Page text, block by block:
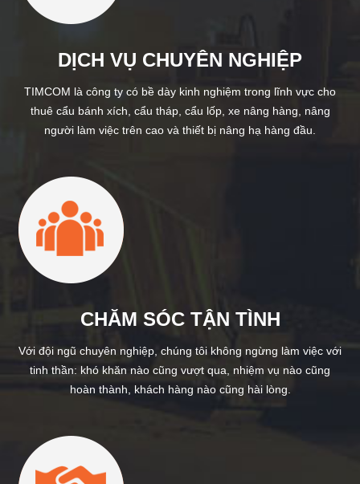
DỊCH VỤ CHUYÊN NGHIỆP
TIMCOM là công ty có bề dày kinh nghiệm trong lĩnh vực cho
thuê cẩu bánh xích, cẩu tháp, cẩu lốp, xe nâng hàng, nâng
người làm việc trên cao và thiết bị nâng hạ hàng đầu.
CHĂM SÓC TẬN TÌNH
Với đội ngũ chuyên nghiệp, chúng tôi không ngừng làm việc với
tinh thần: khó khăn nào cũng vượt qua, nhiệm vụ nào cũng
hoàn thành, khách hàng nào cũng hài lòng.